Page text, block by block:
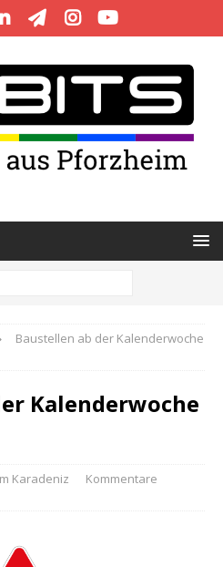
Baustellen ab der Kalenderwoche
Kalenderwoche
Karadeniz
Kommentare